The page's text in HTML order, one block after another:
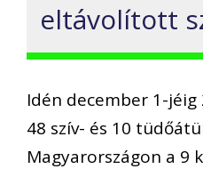
eltávolított
Idén december 1-jéig
48 szív- és 10
Magyarországon a 9